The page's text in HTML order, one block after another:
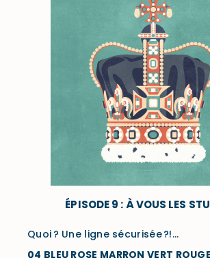
ÉPISODE 9 : À VOUS LES
Quoi ? Une ligne sécurisée ?!…
04 BLEU ROSE MARRON VERT